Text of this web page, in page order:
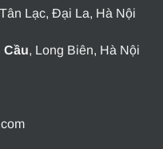
Lạc, Đại La, Hà Nội
Cầu, Long Biên, Hà Nội